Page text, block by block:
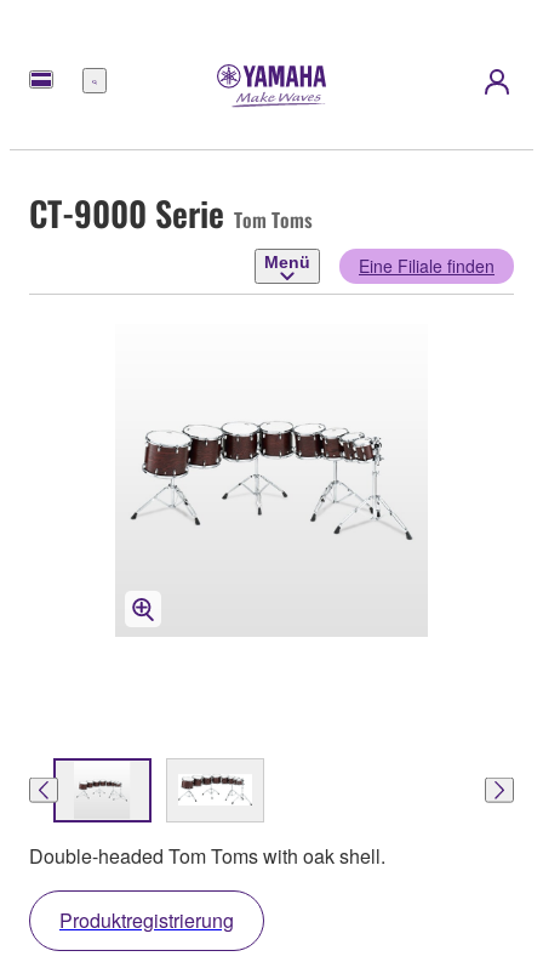
Menü
CT-9000 Serie Tom Toms
Menü Eine Filiale finden
Double-headed Tom Toms with oak shell.
Produktregistrierung